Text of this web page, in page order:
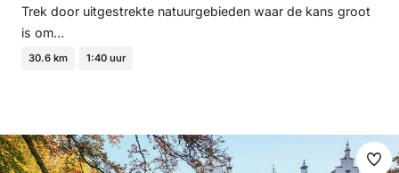
Trek door uitgestrekte natuurgebieden waar de kans groot
is om…
30.6 km 1:40 uur